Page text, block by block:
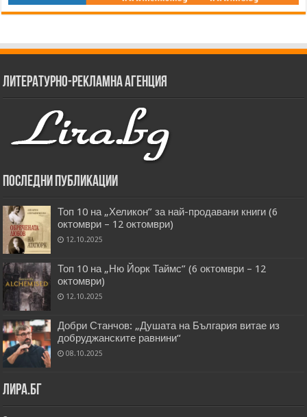
Литературно-рекламна агенция
Последни публикации
Топ 10 на „Хеликон” за най-продавани книги (6
октомври – 12 октомври)
12.10.2025
Топ 10 на „Ню Йорк Таймс” (6 октомври – 12
октомври)
12.10.2025
Добри Станчов: „Душата на България витае из
добруджанските равнини“
08.10.2025
Лира.бг